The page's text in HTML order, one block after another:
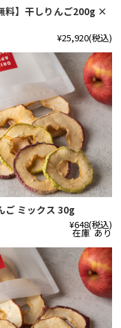
料】干しりんご200g ×
¥25,920(税込)
ご ミックス 30g
¥648(税込)
在庫 あり